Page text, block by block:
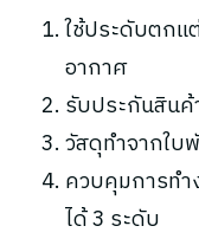
ใช้ประดับตกแ
อากาศ
รับประกันสินค้
วัสดุทำจากใบ
ควบคุมการทำ
ได้ 3 ระดับ